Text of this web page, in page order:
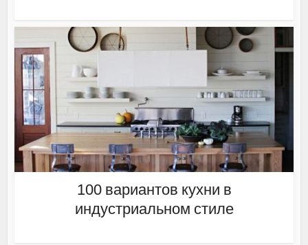
100 вариантов кухни в
индустриальном стиле